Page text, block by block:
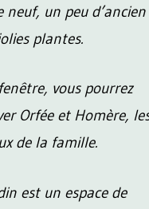
neuf, un peu d’ancien
plantes.
vous pourrez
Orfée et Homère,
de la famille.
est un espace de